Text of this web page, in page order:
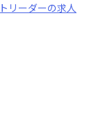
リーダーの求人